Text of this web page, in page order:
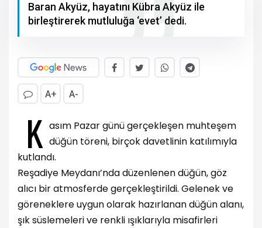
Baran Akyüz, hayatını Kübra Akyüz ile
birleştirerek mutluluğa ‘evet’ dedi.
A+ A-
K asım Pazar günü gerçekleşen muhteşem
düğün töreni, birçok davetlinin katılımıyla
kutlandı.
Reşadiye Meydanı’nda düzenlenen düğün, göz
alıcı bir atmosferde gerçekleştirildi. Gelenek ve
göreneklere uygun olarak hazırlanan düğün alanı,
şık süslemeleri ve renkli ışıklarıyla misafirleri